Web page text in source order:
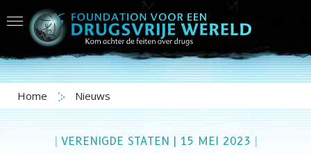
Home Nieuws
|VERENIGDE STATEN | 15 MEI 2023 |